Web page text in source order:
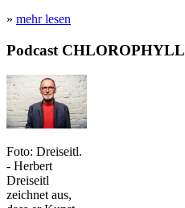
» mehr lesen
Podcast CHLOROPHYLL
Foto: Dreiseitl.
- Herbert
Dreiseitl
zeichnet aus,